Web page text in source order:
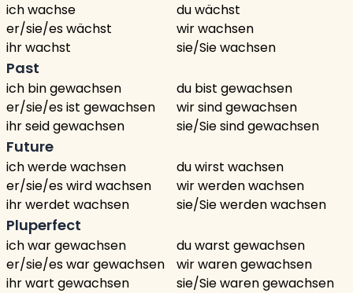
ich wachse
du wächst
er/sie/es wächst
wir wachsen
ihr wachst
sie/Sie wachsen
Past
ich bin gewachsen
du bist gewachsen
er/sie/es ist gewachsen
wir sind gewachsen
ihr seid gewachsen
sie/Sie sind gewachsen
Future
ich werde wachsen
du wirst wachsen
er/sie/es wird wachsen
wir werden wachsen
ihr werdet wachsen
sie/Sie werden wachsen
Pluperfect
ich war gewachsen
du warst gewachsen
er/sie/es war gewachsen
wir waren gewachsen
ihr wart gewachsen
sie/Sie waren gewachsen